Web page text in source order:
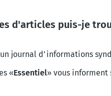
d'articles puis-je
un journal d’informations
«Essentiel» vous informent